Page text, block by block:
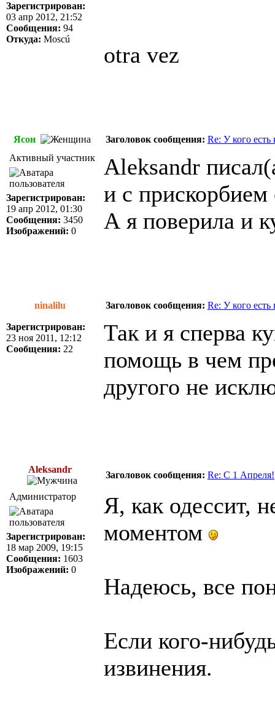
Зарегистрирован:
03 апр 2012, 21:52
Сообщения: 94
Откуда: Moscú
otra vez
Ясон Заголовок сообщения: Re: У кого
Активный участник
Зарегистрирован:
19 апр 2012, 01:30
Сообщения: 3450
Изображений: 0
Aleksandr
и с
А я поверила и
ninalilu Заголовок сообщения: Re: У кого
Зарегистрирован:
23 ноя 2011, 12:12
Сообщения: 22
Так и я сперва
помощь в чем
другого не
Aleksandr
Заголовок сообщения: Re: C 1 Апреля!
Администратор
Зарегистрирован:
18 мар 2009, 19:15
Сообщения: 1603
Изображений: 0
Я, как одессит,
моментом
Надеюсь, все
Если кого-
извинения.